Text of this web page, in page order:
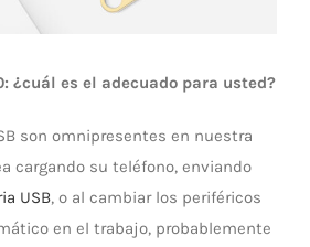
¿cuál es el adecuado para usted?
son omnipresentes en nuestra
cargando su teléfono, enviando
USB, o al cambiar los periféricos
en el trabajo, probablemente